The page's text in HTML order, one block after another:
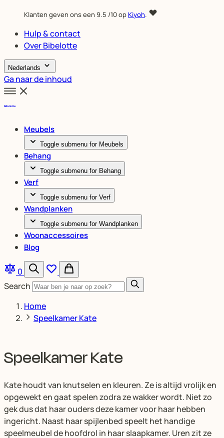
Klanten geven ons een 9.5 /10 opKiyoh.
Hulp & contact
Over Bibelotte
Nederlands
Ga naar de inhoud
Meubels
Toggle submenu for Meubels
Behang
Toggle submenu for Behang
Verf
Toggle submenu for Verf
Wandplanken
Toggle submenu for Wandplanken
Woonaccessoires
Blog
0
Search
Home
Speelkamer Kate
Speelkamer Kate
Kate houdt van knutselen en kleuren. Ze is altijd vrolijk en
opgewekt en gaat spelen zodra ze wakker wordt. Niet zo
gek dus dat haar ouders deze kamer voor haar hebben
ingericht. Naast haar spijlenbed speelt het handige
speelmeubel de hoofdrol in haar slaapkamer. Uren zit ze